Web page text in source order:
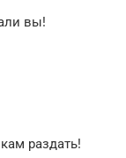
вы!
раздать!